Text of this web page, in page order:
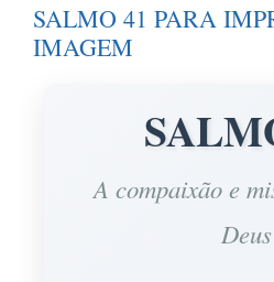
SALMO 41 PARA
IMAGEM
A compaixão e
Deus